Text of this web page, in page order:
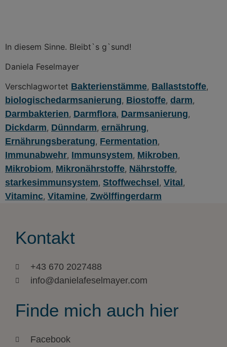
In diesem Sinne. Bleibt`s g`sund!
Daniela Feselmayer
Verschlagwortet Bakterienstämme, Ballaststoffe,
biologischedarmsanierung, Biostoffe, darm,
Darmbakterien, Darmflora, Darmsanierung,
Dickdarm, Dünndarm, ernährung,
Ernährungsberatung, Fermentation,
Immunabwehr, Immunsystem, Mikroben,
Mikrobiom, Mikronährstoffe, Nährstoffe,
starkesimmunsystem, Stoffwechsel , Vital ,
Vitaminc, Vitamine, Zwölffingerdarm
Kontakt
+43 670 2027488
info@danielafeselmayer.com
Finde mich auch hier
Facebook